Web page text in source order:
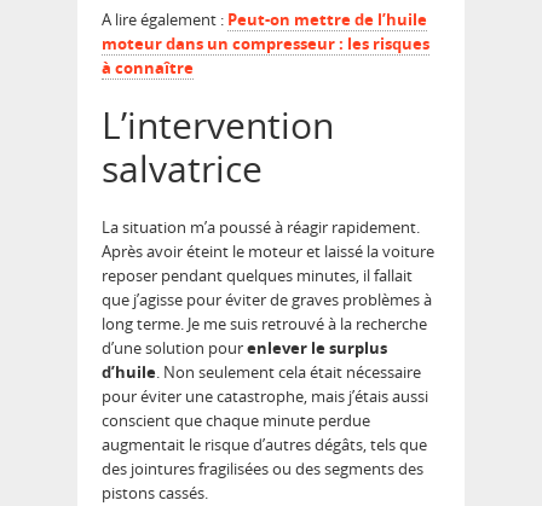
A lire également : Peut-on mettre de l’huile
moteur dans un compresseur : les risques
à connaître
L’intervention
salvatrice
La situation m’a poussé à réagir rapidement.
Après avoir éteint le moteur et laissé la voiture
reposer pendant quelques minutes, il fallait
que j’agisse pour éviter de graves problèmes à
long terme. Je me suis retrouvé à la recherche
d’une solution pourenlever le surplus
d’huile. Non seulement cela était nécessaire
pour éviter une catastrophe, mais j’étais aussi
conscient que chaque minute perdue
augmentait le risque d’autres dégâts, tels que
des jointures fragilisées ou des segments des
pistons cassés.